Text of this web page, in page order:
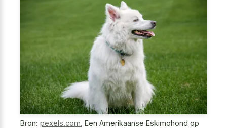
Bron: pexels.com Een Amerikaanse Eskimohond op